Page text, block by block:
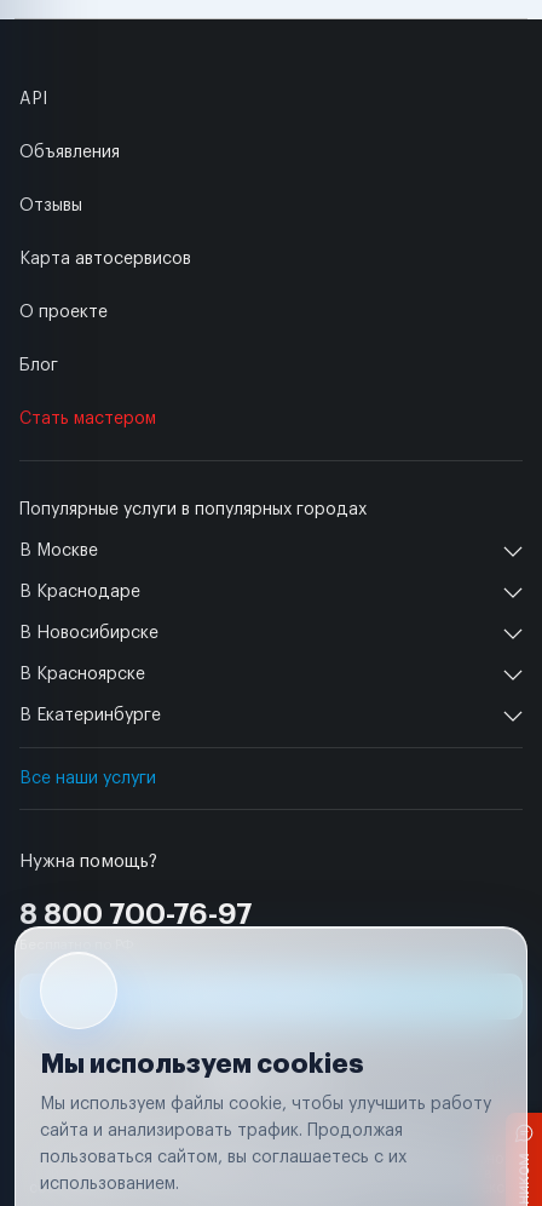
Нужна помощь?
8 800 700-76-97
Популярные услуги в популярных городах
В Москве
В Краснодаре
В Новосибирске
В Красноярске
В Екатеринбурге
Все наши услуги
API
Объявления
Отзывы
Карта автосервисов
О проекте
Блог
Стать мастером
Условия использования
Удаление аккаунта
Вся информация, представленная на сайте, носит исключительно
соответствии с положениями статьи 437 (п. 2) Гражданского кодекса
Мы используем cookies
Мы используем файлы cookie, чтобы улучшить работу
сайта и анализировать трафик. Продолжая
пользоваться сайтом, вы соглашаетесь с их
использованием.